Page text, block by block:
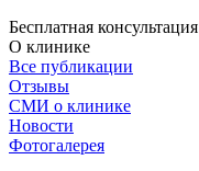
Бесплатная консультация
О клинике
Все публикации
Отзывы
СМИ о клинике
Новости
Фотогалерея